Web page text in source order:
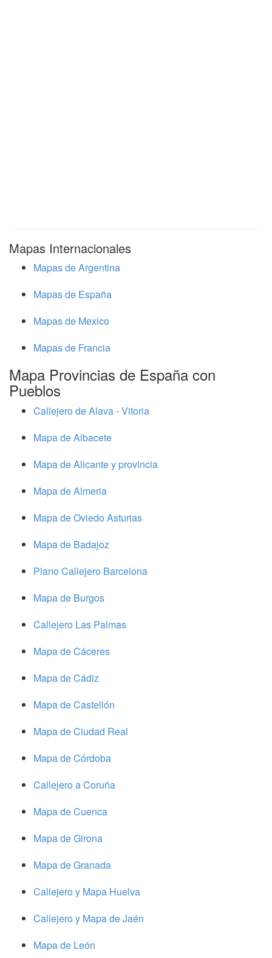
Mapas Internacionales
Mapas de Argentina
Mapas de España
Mapas de Mexico
Mapas de Francia
Mapa Provincias de España con
Pueblos
Callejero de Alava - Vitoria
Mapa de Albacete
Mapa de Alicante y provincia
Mapa de Almeria
Mapa de Oviedo Asturias
Mapa de Badajoz
Plano Callejero Barcelona
Mapa de Burgos
Callejero Las Palmas
Mapa de Cáceres
Mapa de Cádiz
Mapa de Castellón
Mapa de Ciudad Real
Mapa de Córdoba
Callejero a Coruña
Mapa de Cuenca
Mapa de Girona
Mapa de Granada
Callejero y Mapa Huelva
Callejero y Mapa de Jaén
Mapa de León